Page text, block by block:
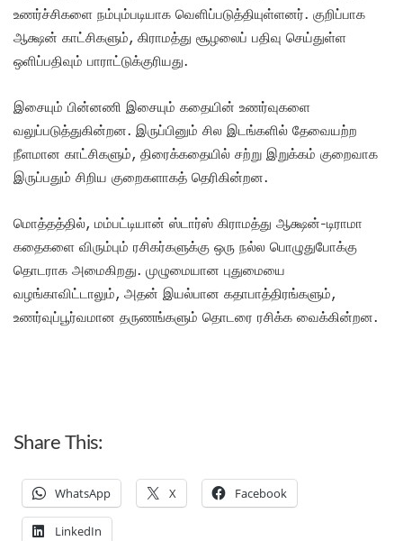
உணர்ச்சிகளை நம்பும்படியாக வெளிப்படுத்தியுள்ளனர். குறிப்பாக
ஆக்ஷன் காட்சிகளும், கிராமத்து சூழலைப் பதிவு செய்துள்ள
ஒளிப்பதிவும் பாராட்டுக்குரியது.
இசையும் பின்னணி இசையும் கதையின் உணர்வுகளை
வலுப்படுத்துகின்றன. இருப்பினும் சில இடங்களில் தேவையற்ற
நீளமான காட்சிகளும், திரைக்கதையில் சற்று இறுக்கம் குறைவாக
இருப்பதும் சிறிய குறைகளாகத் தெரிகின்றன.
மொத்தத்தில், மம்பட்டியான் ஸ்டார்ஸ் கிராமத்து ஆக்ஷன்-டிராமா
கதைகளை விரும்பும் ரசிகர்களுக்கு ஒரு நல்ல பொழுதுபோக்கு
தொடராக அமைகிறது. முழுமையான புதுமையை
வழங்காவிட்டாலும், அதன் இயல்பான கதாபாத்திரங்களும்,
உணர்வுப்பூர்வமான தருணங்களும் தொடரை ரசிக்க வைக்கின்றன.
Share This:
WhatsApp X Facebook
LinkedIn